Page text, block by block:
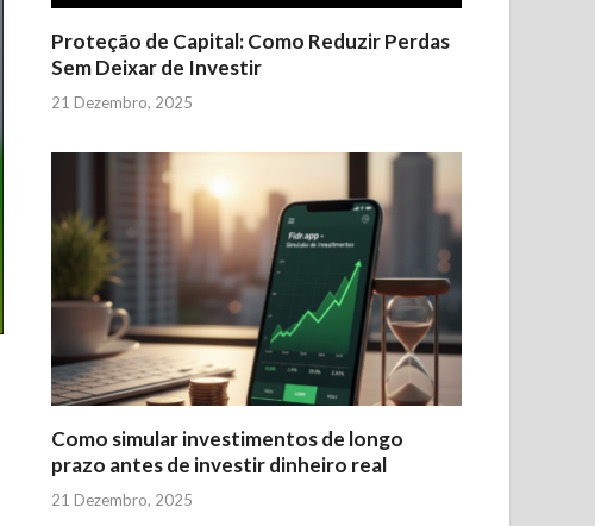
Proteção de Capital: Como Reduzir Perdas
Sem Deixar de Investir
21 Dezembro, 2025
Como simular investimentos de longo
prazo antes de investir dinheiro real
21 Dezembro, 2025